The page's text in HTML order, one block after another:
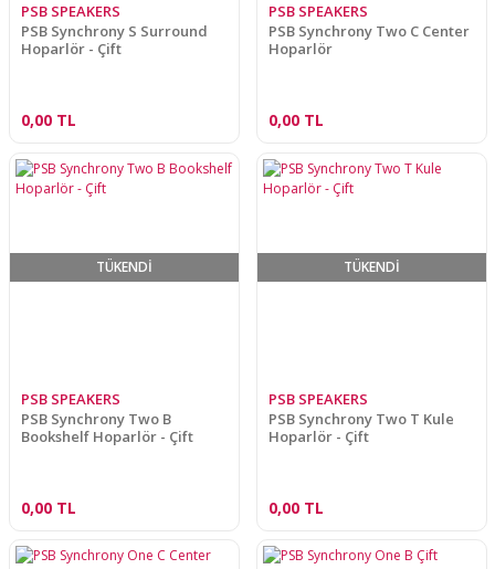
PSB SPEAKERS
PSB Synchrony S Surround
Hoparlör - Çift
0,00 TL
PSB SPEAKERS
PSB Synchrony Two C Center
Hoparlör
0,00 TL
TÜKENDİ
PSB SPEAKERS
PSB Synchrony Two B
Bookshelf Hoparlör - Çift
0,00 TL
TÜKENDİ
PSB SPEAKERS
PSB Synchrony Two T Kule
Hoparlör - Çift
0,00 TL